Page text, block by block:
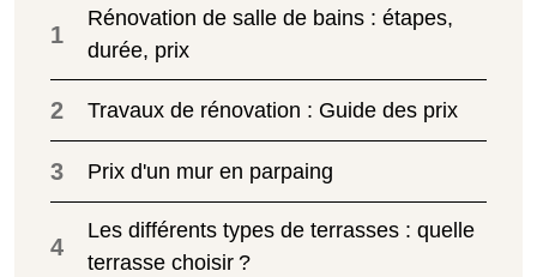
1
Rénovation de salle de bains : étapes,
durée, prix
2 Travaux de rénovation : Guide des prix
3 Prix d'un mur en parpaing
4
Les différents types de terrasses : quelle
terrasse choisir ?